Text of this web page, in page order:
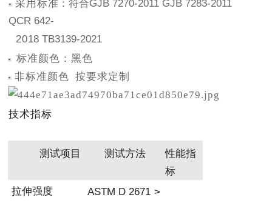
采用标准：符合GJB 7270-2011 GJB 7283-2011
QCR 642-
2018TB3139-2021
标准颜色：黑色
非标准颜色
按要求定制
技术指标
测试项目 测试方法
性能指
标
拉伸强度 ASTM D 2671 >